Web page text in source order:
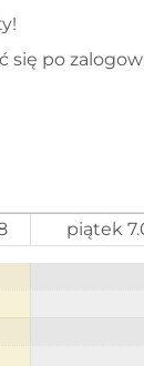
się po
piątek